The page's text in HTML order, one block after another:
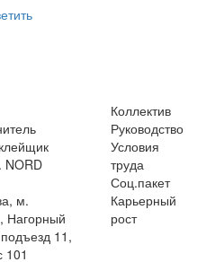
NORD
м.
Нагорный
11,
101
Коллектив
Руководство
Условия
труда
Соц.пакет
Карьерный
рост